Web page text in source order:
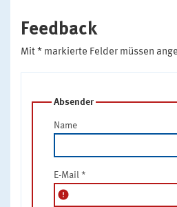
Feedback
Mit * markierte Felder müssen
Absender
Name
E-Mail *
error